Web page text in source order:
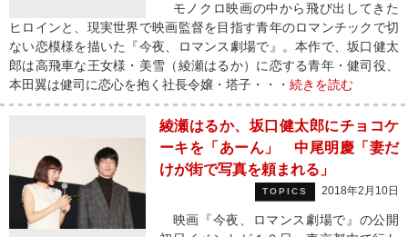
モノクロ映画の中から飛び出してきた
ヒロインと、現実世界で映画監督を目指す青年のロマンチックで切
ない恋模様を描いた『今夜、ロマンス劇場で』。本作で、坂口健太
郎は高飛車な王女様・美雪（綾瀬はるか）に恋する青年・健司役、
本田翼は健司に恋心を抱く社長令嬢・塔子・・・ 続きを読む
綾瀬はるか、坂口健太郎にチョコケ
ーキを「あーん」 中尾明慶「妻だ
けが街で写真を頼まれる」
TOPICS 2018年2月10日
映画『今夜、ロマンス劇場で』の公開